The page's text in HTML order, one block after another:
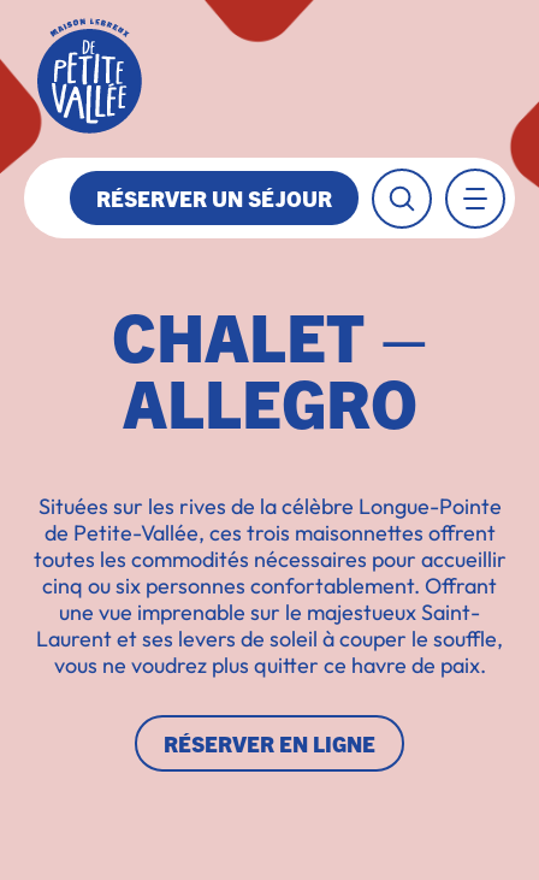
RÉSERVER UN SÉJOUR
CHALET –
ALLEGRO
Situées sur les rives de la célèbre Longue-Pointe
de Petite-Vallée, ces trois maisonnettes offrent
toutes les commodités nécessaires pour accueillir
cinq ou six personnes confortablement. Offrant
une vue imprenable sur le majestueux Saint-
Laurent et ses levers de soleil à couper le souffle,
vous ne voudrez plus quitter ce havre de paix.
RÉSERVER EN LIGNE